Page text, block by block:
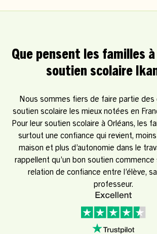
Que pensent les familles
soutien scolaire
Nous sommes fiers de faire partie
soutien scolaire les mieux notées en
Pour leur soutien scolaire à Orléans, les
surtout une confiance qui revient,
maison et plus d’autonomie dans le
rappellent qu’un bon soutien commence
relation de confiance entre l’élève,
professeur.